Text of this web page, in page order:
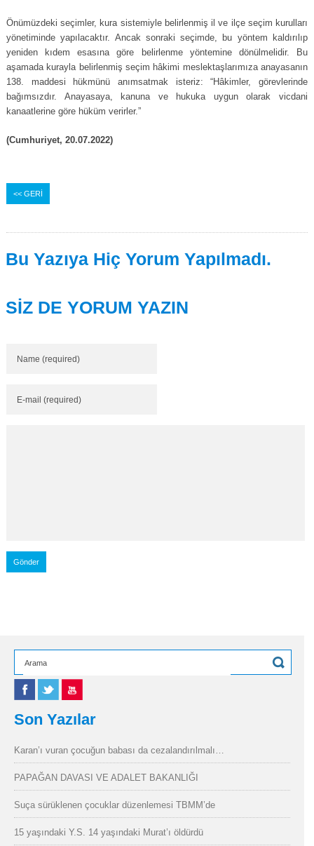
Önümüzdeki seçimler, kura sistemiyle belirlenmiş il ve ilçe seçim kurulları
yönetiminde yapılacaktır. Ancak sonraki seçimde, bu yöntem kaldırılıp
yeniden kıdem esasına göre belirlenme yöntemine dönülmelidir. Bu
aşamada kurayla belirlenmiş seçim hâkimi meslektaşlarımıza anayasanın
138. maddesi hükmünü anımsatmak isteriz: “Hâkimler, görevlerinde
bağımsızdır. Anayasaya, kanuna ve hukuka uygun olarak vicdani
kanaatlerine göre hüküm verirler.”
(Cumhuriyet, 20.07.2022)
<< GERİ
Bu Yazıya Hiç Yorum Yapılmadı.
SİZ DE YORUM YAZIN
Son Yazılar
Karan’ı vuran çocuğun babası da cezalandırılmalı…
PAPAĞAN DAVASI VE ADALET BAKANLIĞI
Suça sürüklenen çocuklar düzenlemesi TBMM’de
15 yaşındaki Y.S. 14 yaşındaki Murat’ı öldürdü